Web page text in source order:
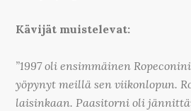
Kävijät muistelevat:
”1997 oli ensimmäinen
yöpynyt meillä sen viikonlopun.
laisinkaan. Paasitorni oli